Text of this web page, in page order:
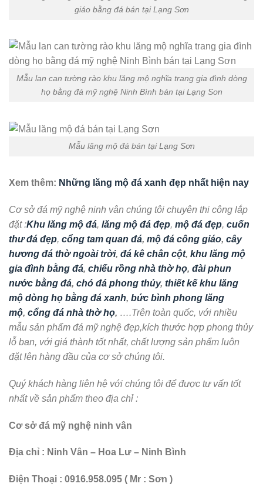
giáo bằng đá bán tại Lạng Sơn
Mẫu lan can tường rào khu lăng mộ nghĩa trang gia đình dòng
họ bằng đá mỹ nghệ Ninh Bình bán tại Lạng Sơn
Mẫu lăng mộ đá bán tại Lạng Sơn
Xem thêm: Những lăng mộ đá xanh đẹp nhất hiện nay
Cơ sở đá mỹ nghệ ninh vân chúng tôi chuyên thi công lắp
đặt :Khu lăng mộ đá, lăng mộ đá đẹp, mộ đá đẹp, cuốn
thư đá đẹp, cổng tam quan đá, mộ đá công giáo, cây
hương đá thờ ngoài trời, đá kê chân cột, khu lăng mộ
gia đình bằng đá, chiếu rồng nhà thờ họ, đài phun
nước bằng đá, chó đá phong thủy, thiết kế khu lăng
mộ dòng họ bằng đá xanh, bức bình phong lăng
mộ, cổng đá nhà thờ họ, ….Trên toàn quốc, với nhiều
mẫu sản phẩm đá mỹ nghệ đẹp,kích thước hợp phong thủy
lỗ ban, với giá thành tốt nhất, chất lượng sản phẩm luôn
đặt lên hàng đầu của cơ sở chúng tôi.
Quý khách hàng liên hệ với chúng tôi để được tư vấn tốt
nhất về sản phẩm theo địa chỉ :
Cơ sở đá mỹ nghệ ninh vân
Địa chỉ : Ninh Vân – Hoa Lư – Ninh Bình
Điện Thoại : 0916.958.095 ( Mr : Sơn )